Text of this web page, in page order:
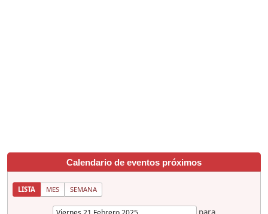
Calendario de eventos próximos
LISTA MES SEMANA